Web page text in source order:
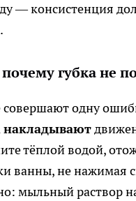
— консистенция
губка не
одну
накладывают
тёплой водой,
ванны, не нажимая
мыльный раствор